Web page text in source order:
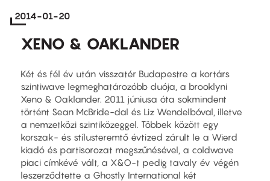
2014-01-20
XENO & OAKLANDER
Két és fél év után visszatér Budapestre a kortárs
szintiwave legmeghatározóbb duója, a brooklyni
Xeno & Oaklander. 2011 júniusa óta sokmindent
történt Sean McBride-dal és Liz Wendelbóval, illetve
a nemzetközi szintiközeggel. Többek között egy
korszak- és stílusteremtő évtized zárult le a Wierd
kiadó és partisorozat megszűnésével, a coldwave
piaci címkévé vált, a X&O-t pedig tavaly év végén
leszerződtette a Ghostly International két